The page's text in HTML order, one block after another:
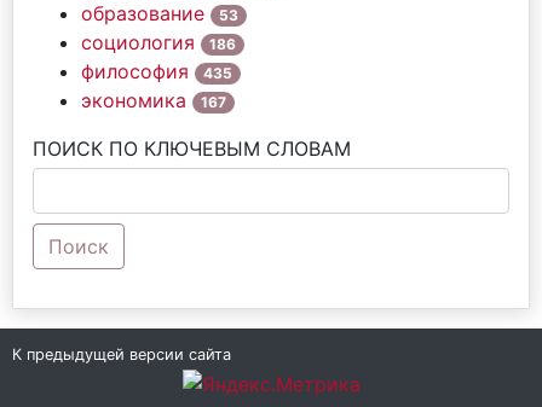
образование 53
социология 186
философия 435
экономика 167
ПОИСК ПО КЛЮЧЕВЫМ СЛОВАМ
Поиск
К предыдущей версии сайта